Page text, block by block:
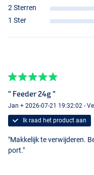
Small
Small
2 Sterren
1 Ster
" Feeder 24g "
Jan + 2026-07-21 19:32:02 -
Ik raad het product aan
"Makkelijk te verwijderen.
port."